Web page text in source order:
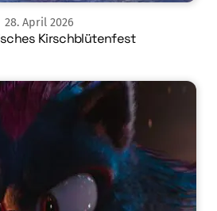
28. April 2026
Kirschblütenfest